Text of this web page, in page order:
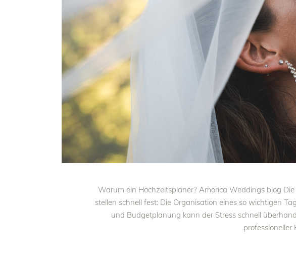
Warum ein Hochzeitsplaner? Amorica Weddings blog
stellen schnell fest: Die Organisation eines so wichtigen
und Budgetplanung kann der Stress schnell
professioneller